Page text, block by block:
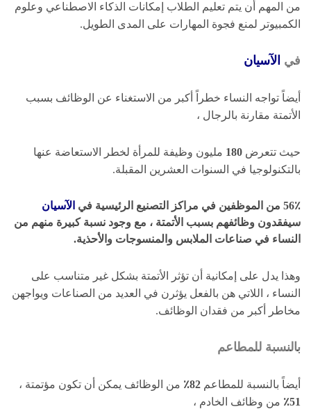
من المهم أن يتم تعليم الطلاب إمكانات الذكاء الاصطناعي وعلوم
الكمبيوتر لمنع فجوة المهارات على المدى الطويل.
في الآسيان
أيضاً تواجه النساء خطراً أكبر من الاستغناء عن الوظائف بسبب
الأتمتة مقارنة بالرجال ،
حيث تتعرض 180 مليون وظيفة للمرأة لخطر الاستعاضة عنها
بالتكنولوجيا في السنوات العشرين المقبلة.
56٪ من الموظفين في مراكز التصنيع الرئيسية في الآسيان
سيفقدون وظائفهم بسبب الأتمتة ، مع وجود نسبة كبيرة منهم من
النساء في صناعات الملابس والمنسوجات والأحذية.
وهذا يدل على إمكانية أن تؤثر الأتمتة بشكل غير متناسب على
النساء ، اللاتي هن بالفعل يؤثرن في العديد من الصناعات ويواجهن
مخاطر أكبر من فقدان الوظائف.
بالنسبة للمطاعم
أيضاً بالنسبة للمطاعم 82٪
من الوظائف يمكن أن تكون مؤتمتة ،
51٪
من وظائف الخادم ،